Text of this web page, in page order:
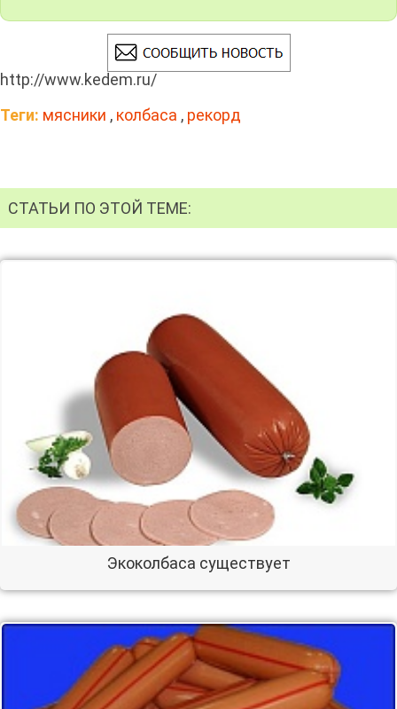
http://www.kedem.ru/
Теги: мясники , колбаса , рекорд
СТАТЬИ ПО ЭТОЙ ТЕМЕ:
Экоколбаса существует